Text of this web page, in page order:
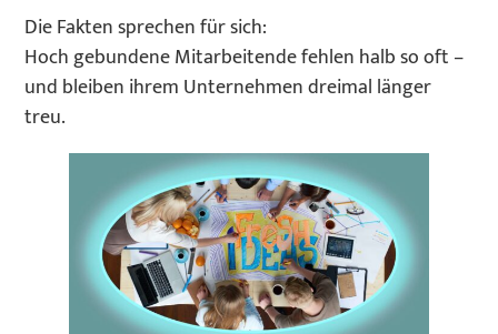
Die Fakten sprechen für sich:
Hoch gebundene Mitarbeitende fehlen halb so oft –
und bleiben ihrem Unternehmen dreimal länger
treu.